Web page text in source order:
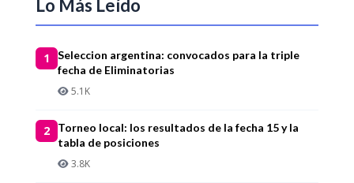
Lo Más Leído
1
Seleccion argentina: convocados para la triple
fecha de Eliminatorias
5.1K
2
Torneo local: los resultados de la fecha 15 y la
tabla de posiciones
3.8K